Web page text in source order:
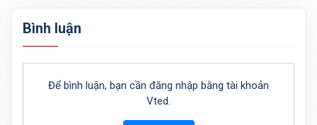
Bình luận
Để bình luận, bạn cần đăng nhập bằng tài khoản
Vted.